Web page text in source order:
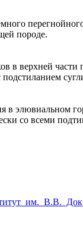
породе.
в верхней
в элювиальном
со всеми
им. В.В.